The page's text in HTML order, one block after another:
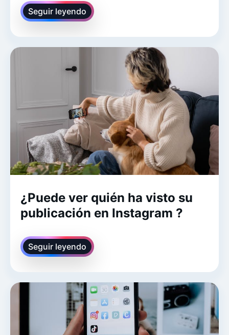
Seguir leyendo
¿Puede ver quién ha visto su
publicación en Instagram ?
Seguir leyendo